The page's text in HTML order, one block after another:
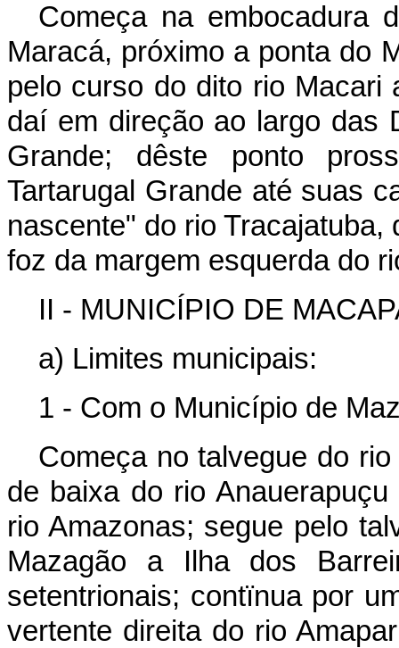
Começa na embocadura
Maracá, próximo a ponta do
pelo curso do dito rio
daí em direção ao largo das
Grande; dêste ponto
Tartarugal Grande até suas
nascente" do rio
foz da margem esquerda do
II - MUNICÍPIO DE
a) Limites municipais:
1 - Com o Município de
Começa no talvegue do
de baixa do rio
rio Amazonas; segue pelo
Mazagão a Ilha dos
setentrionais; contïnua por
vertente direita do rio